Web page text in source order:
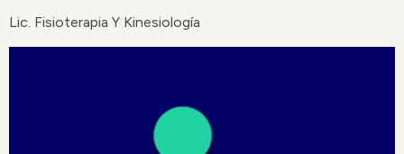
Lic. Fisioterapia Y Kinesiología